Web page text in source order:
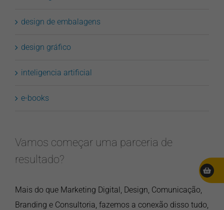
design de embalagens
design gráfico
inteligencia artificial
e-books
Vamos começar uma parceria de
resultado?
Mais do que Marketing Digital, Design, Comunicação,
Branding e Consultoria, fazemos a conexão disso tudo,